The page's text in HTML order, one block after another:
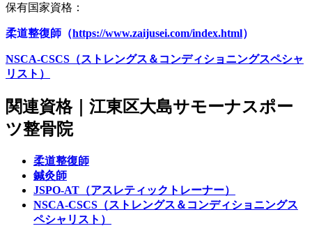
保有国家資格：
柔道整復師（https://www.zaijusei.com/index.html）
NSCA-CSCS（ストレングス＆コンディショニングスペシャ
リスト）
関連資格｜江東区大島サモーナスポー
ツ整骨院
柔道整復師
鍼灸師
JSPO-AT（アスレティックトレーナー）
NSCA-CSCS（ストレングス＆コンディショニングス
ペシャリスト）